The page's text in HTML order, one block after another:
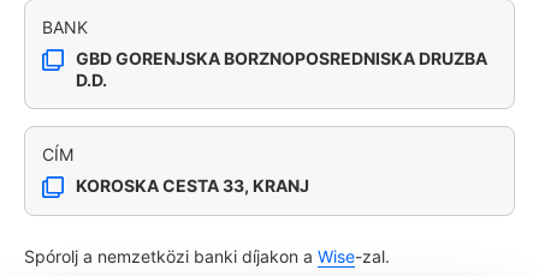
BANK
GBD GORENJSKA BORZNOPOSREDNISKA DRUZBA
D.D.
CÍM
KOROSKA CESTA 33, KRANJ
Spórolj a nemzetközi banki díjakon a Wise-zal.